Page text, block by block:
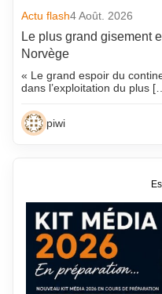
Actu flash4 Août. 2026
Le plus grand gisement
Norvège
« Le grand espoir du
dans l’exploitation du plus
piwi